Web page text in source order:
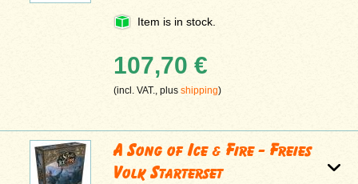
Item is in stock.
107,70 €
(incl. VAT., plusshipping)
A Song of Ice & Fire - Freies
Volk Starterset